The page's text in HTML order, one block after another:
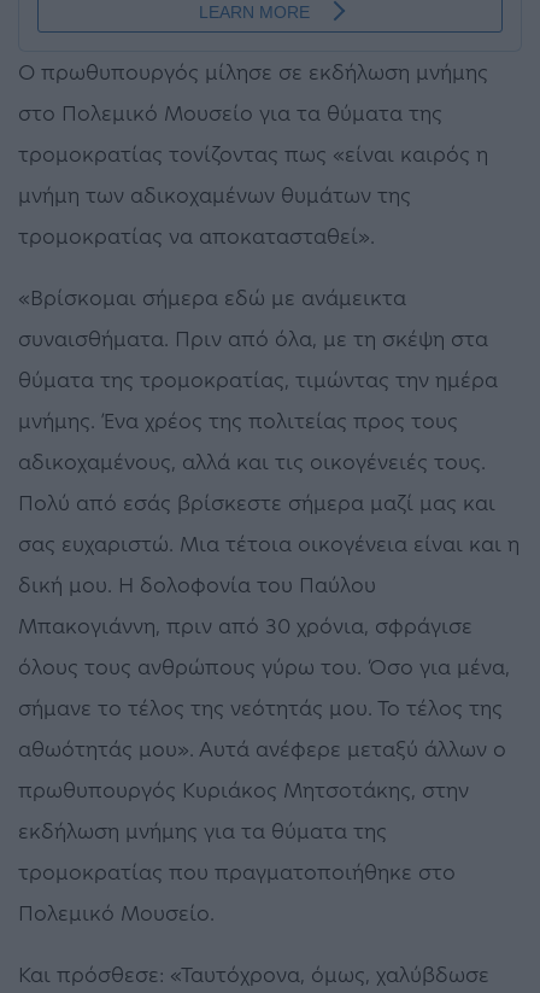
Ο πρωθυπουργός μίλησε σε εκδήλωση μνήμης
στο Πολεμικό Μουσείο για τα θύματα της
τρομοκρατίας τονίζοντας πως «είναι καιρός η
μνήμη των αδικοχαμένων θυμάτων της
τρομοκρατίας να αποκατασταθεί».
«Βρίσκομαι σήμερα εδώ με ανάμεικτα
συναισθήματα. Πριν από όλα, με τη σκέψη στα
θύματα της τρομοκρατίας, τιμώντας την ημέρα
μνήμης. Ένα χρέος της πολιτείας προς τους
αδικοχαμένους, αλλά και τις οικογένειές τους.
Πολύ από εσάς βρίσκεστε σήμερα μαζί μας και
σας ευχαριστώ. Μια τέτοια οικογένεια είναι και η
δική μου. Η δολοφονία του Παύλου
Μπακογιάννη, πριν από 30 χρόνια, σφράγισε
όλους τους ανθρώπους γύρω του. Όσο για μένα,
σήμανε το τέλος της νεότητάς μου. Το τέλος της
αθωότητάς μου». Αυτά ανέφερε μεταξύ άλλων ο
πρωθυπουργός Κυριάκος Μητσοτάκης, στην
εκδήλωση μνήμης για τα θύματα της
τρομοκρατίας που πραγματοποιήθηκε στο
Πολεμικό Μουσείο.
Και πρόσθεσε: «Ταυτόχρονα, όμως, χαλύβδωσε